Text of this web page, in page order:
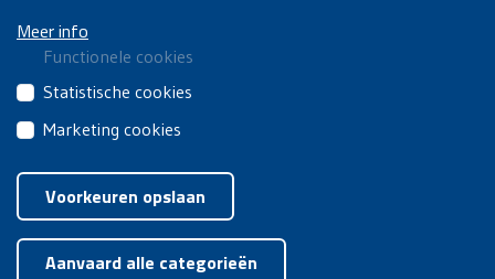
Privacyverklaring
Meer info
Functionele cookies
Deze
zijn
de
website
goed
Statistische cookies
Deze
van
derden
brengen
jouw
gebruik
Marketing cookies
cookies
van
derden
worden
Voorkeuren opslaan
Aanvaard alle categorieën